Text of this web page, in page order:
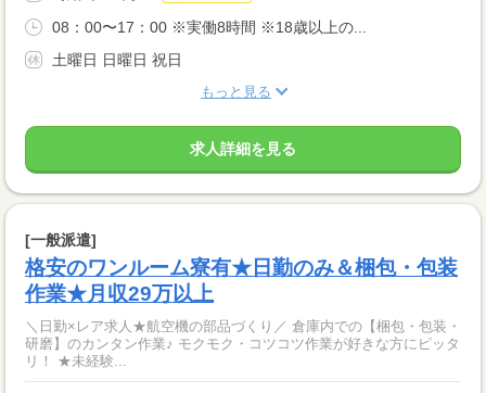
08：00〜17：00 ※実働8時間 ※18歳以上の...
土曜日 日曜日 祝日
もっと見る
求人詳細を見る
[一般派遣]
格安のワンルーム寮有★日勤のみ＆梱包・包装
作業★月収29万以上
＼日勤×レア求人★航空機の部品づくり／ 倉庫内での【梱包・包装・
研磨】のカンタン作業♪ モクモク・コツコツ作業が好きな方にピッタ
リ！ ★未経験...